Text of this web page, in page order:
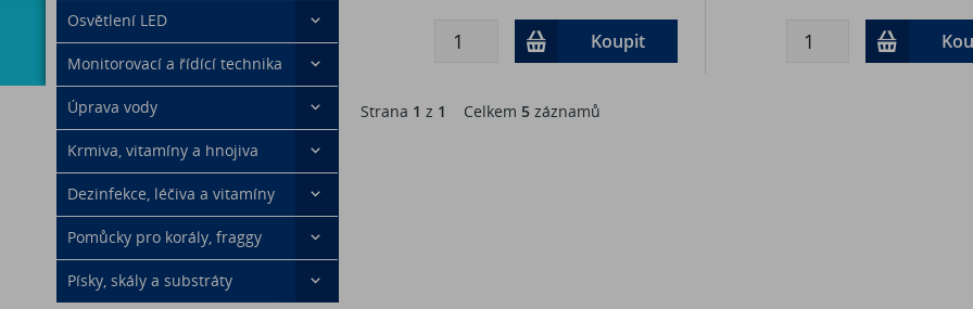
Osvětlení LED
Monitorovací a řídící technika
Úprava vody
Krmiva, vitamíny a hnojiva
Dezinfekce, léčiva a vitamíny
Pomůcky pro korály, fraggy
Písky, skály a substráty
Koupit
Strana 1 z 1 Celkem 5záznamů